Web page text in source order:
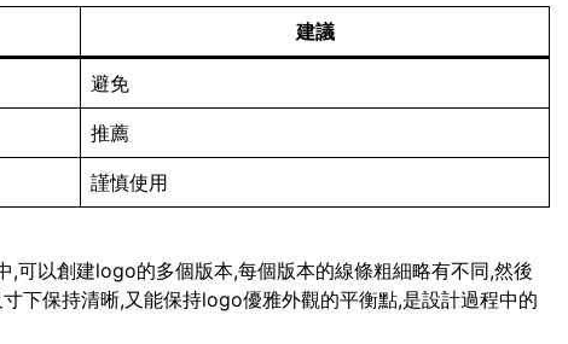
建議
避免
推薦
謹慎使用
可以創建logo的多個版本,每個版本的線條粗細略有不同,然後
下保持清晰,又能保持logo優雅外觀的平衡點,是設計過程中的